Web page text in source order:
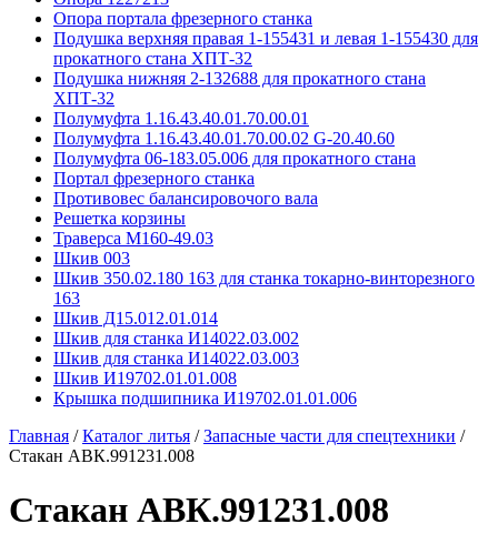
Опора портала фрезерного станка
Подушка верхняя правая 1-155431 и левая 1-155430 для
прокатного стана ХПТ-32
Подушка нижняя 2-132688 для прокатного стана
ХПТ-32
Полумуфта 1.16.43.40.01.70.00.01
Полумуфта 1.16.43.40.01.70.00.02 G-20.40.60
Полумуфта 06-183.05.006 для прокатного стана
Портал фрезерного станка
Противовес балансировочого вала
Решетка корзины
Траверса М160-49.03
Шкив 003
Шкив 350.02.180 163 для станка токарно-винторезного
163
Шкив Д15.012.01.014
Шкив для станка И14022.03.002
Шкив для станка И14022.03.003
Шкив И19702.01.01.008
Крышка подшипника И19702.01.01.006
Главная /Каталог литья /Запасные части для спецтехники /
Стакан АВК.991231.008
Стакан АВК.991231.008